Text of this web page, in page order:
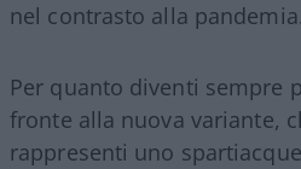
nel contrasto alla pandemia.
Per quanto diventi sempre
fronte alla nuova variante,
rappresenti uno